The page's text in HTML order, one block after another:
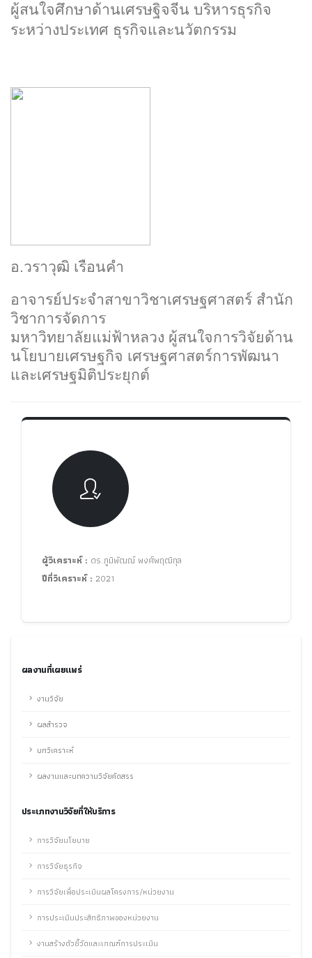
ผู้สนใจศึกษาด้านเศรษฐิจจีน บริหารธุรกิจ
ระหว่างประเทศ ธุรกิจและนวัตกรรม
อ.วราวุฒิ เรือนคำ
อาจารย์ประจำสาขาวิชาเศรษฐศาสตร์ สำนัก
วิชาการจัดการ
มหาวิทยาลัยแม่ฟ้าหลวง ผู้สนใจการวิจัยด้าน
นโยบายเศรษฐกิจ เศรษฐศาสตร์การพัฒนา
และเศรษฐมิติประยุกต์
ผู้วิเคราะห์ : ดร.ภูมิพัฒณ์ พงศ์พฤฒิกุล
ปีที่วิเคราะห์ : 2021
ผลงานที่เผยแพร่
งานวิจัย
ผลสำรวจ
บทวิเคราะห์
ผลงานและบทความวิจัยคัดสรร
ประเภทงานวิจัยที่ให้บริการ
การวิจัยนโยบาย
การวิจัยธุรกิจ
การวิจัยเพื่อประเมินผลโครงการ/หน่วยงาน
การประเมินประสิทธิภาพของหน่วยงาน
งานสร้างตัวชี้วัดและเกณฑ์การประเมิน